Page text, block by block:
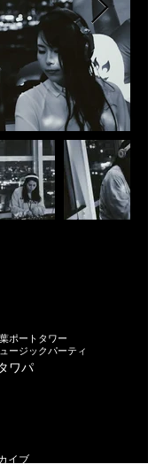
ポートタワー
ージックパーティ
ワパ
イブ